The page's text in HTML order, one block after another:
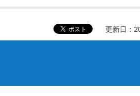
更新日：